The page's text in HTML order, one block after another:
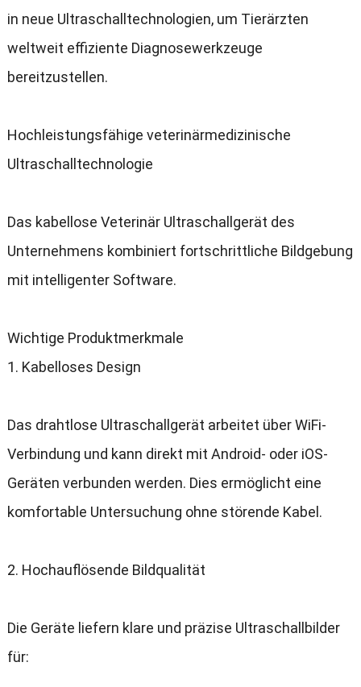
in neue Ultraschalltechnologien, um Tierärzten
weltweit effiziente Diagnosewerkzeuge
bereitzustellen.
Hochleistungsfähige veterinärmedizinische
Ultraschalltechnologie
Das kabellose Veterinär Ultraschallgerät des
Unternehmens kombiniert fortschrittliche Bildgebung
mit intelligenter Software.
Wichtige Produktmerkmale
1. Kabelloses Design
Das drahtlose Ultraschallgerät arbeitet über WiFi-
Verbindung und kann direkt mit Android- oder iOS-
Geräten verbunden werden. Dies ermöglicht eine
komfortable Untersuchung ohne störende Kabel .
2. Hochauflösende Bildqualität
Die Geräte liefern klare und präzise Ultraschallbilder
für: